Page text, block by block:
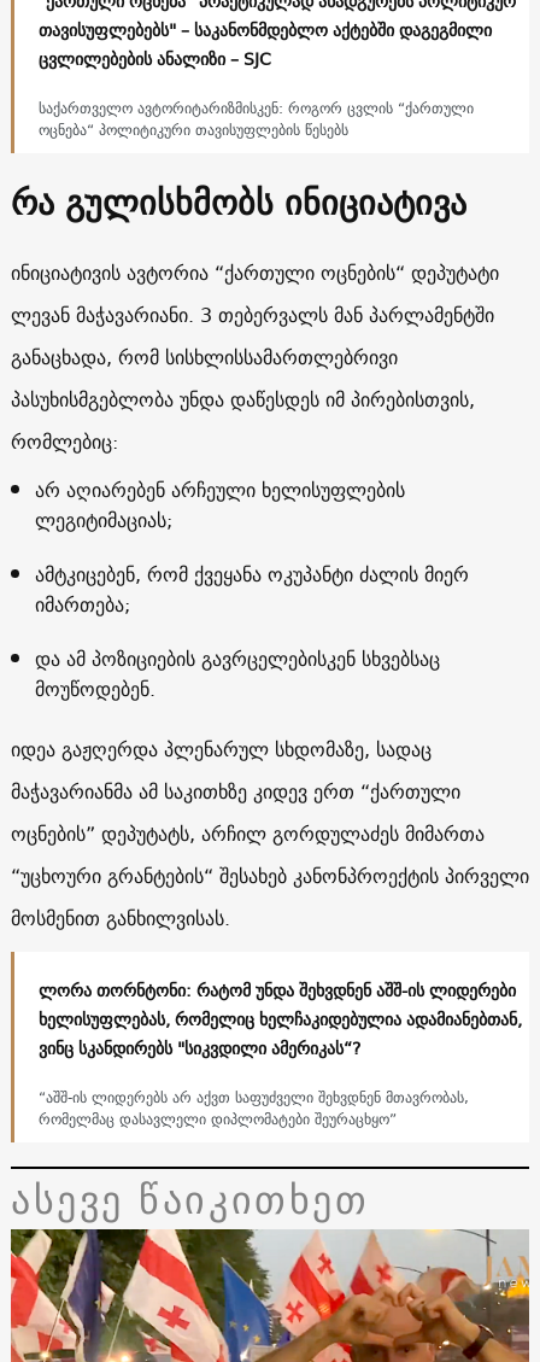
თავისუფლებებს" – საკანონმდებლო აქტებში დაგეგმილი
ცვლილებების ანალიზი – SJC
საქართველო ავტორიტარიზმისკენ: როგორ ცვლის “ქართული
ოცნება“ პოლიტიკური თავისუფლების წესებს
რა გულისხმობს ინიციატივა
ინიციატივის ავტორია “ქართული ოცნების“ დეპუტატი
ლევან მაჭავარიანი. 3 თებერვალს მან პარლამენტში
განაცხადა, რომ სისხლისსამართლებრივი
პასუხისმგებლობა უნდა დაწესდეს იმ პირებისთვის,
რომლებიც:
არ აღიარებენ არჩეული ხელისუფლების
ლეგიტიმაციას;
ამტკიცებენ, რომ ქვეყანა ოკუპანტი ძალის მიერ
იმართება;
და ამ პოზიციების გავრცელებისკენ სხვებსაც
მოუწოდებენ.
იდეა გაჟღერდა პლენარულ სხდომაზე, სადაც
მაჭავარიანმა ამ საკითხზე კიდევ ერთ “ქართული
ოცნების” დეპუტატს, არჩილ გორდულაძეს მიმართა
“უცხოური გრანტების“ შესახებ კანონპროექტის პირველი
მოსმენით განხილვისას.
ლორა თორნტონი: რატომ უნდა შეხვდნენ აშშ-ის ლიდერები
ხელისუფლებას, რომელიც ხელჩაკიდებულია ადამიანებთან,
ვინც სკანდირებს "სიკვდილი ამერიკას“?
“აშშ-ის ლიდერებს არ აქვთ საფუძველი შეხვდნენ მთავრობას,
რომელმაც დასავლელი დიპლომატები შეურაცხყო”
ასევე წაიკითხეთ